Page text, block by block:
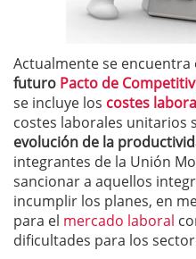
Actualmente se encuentra
futuro Pacto de
se incluye los costes
costes laborales unitarios
evolución de la
integrantes de la Unión
sancionar a aquellos
incumplir los planes, en
para el mercado laboral
dificultades para los